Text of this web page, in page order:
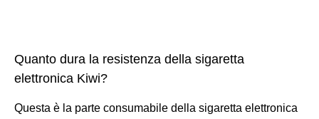
Quanto dura la resistenza della sigaretta
elettronica Kiwi?
Questa è la parte consumabile della sigaretta elettronica